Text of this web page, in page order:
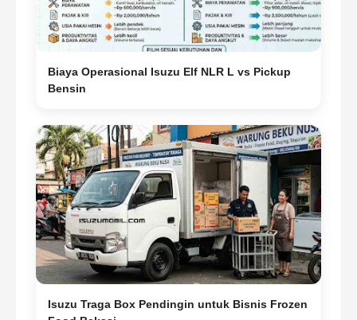
Biaya Operasional Isuzu Elf NLR L vs Pickup
Bensin
Isuzu Traga Box Pendingin untuk Bisnis Frozen